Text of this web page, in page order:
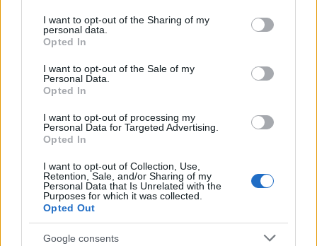
not limited to your visit or usage behaviour. You may click to
grant or deny consent to Google and its third-party tags to
use your data for below specified purposes in below Google
consent section.
I want to opt-out of the Sharing of my
personal data.
Opted In
I want to opt-out of the Sale of my
Personal Data.
Opted In
I want to opt-out of processing my
Personal Data for Targeted Advertising.
Opted In
I want to opt-out of Collection, Use,
Retention, Sale, and/or Sharing of my
Personal Data that Is Unrelated with the
Purposes for which it was collected.
Opted Out
Google consents
Σύμφωνα με τις πρώτες εκτιμήσεις των Αρχών, δεν
διαφαίνεται εγκληματική ενέργεια, ενώ τα ακριβή
Τμήμα Πτολεμαΐδας.
Κάνε κλικ και δες περισσότερο